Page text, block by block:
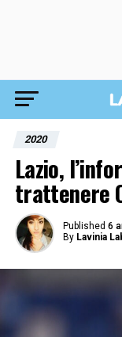
2020
Lazio,
trattenere
Published 6
By Lavinia